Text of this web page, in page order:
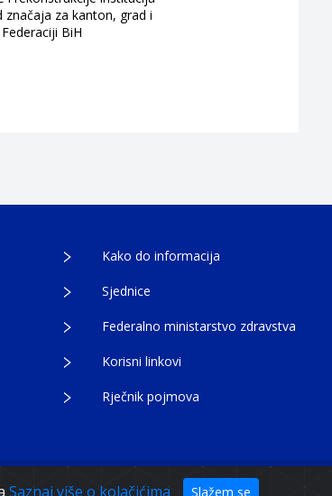
Saznaj više o kolačićima Slažem se
značaja za kanton, grad i
BiH
Kako do informacija
Sjednice
Federalno ministarstvo zdravstva
Korisni linkovi
Rječnik pojmova